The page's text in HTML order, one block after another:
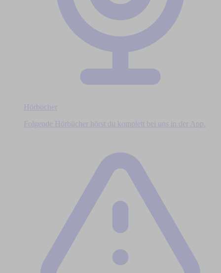
Hörbücher
Folgende Hörbücher hörst du komplett bei uns in der App.